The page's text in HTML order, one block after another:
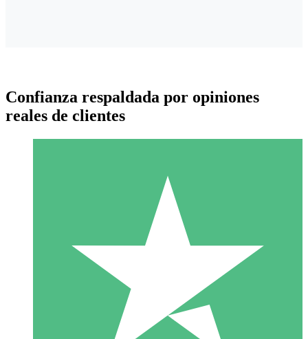
Paquetes de Créditos Individuales
Paga según el uso con créditos de descarga. Sin compromiso
10 00
Confianza respaldada por opiniones
reales de clientes